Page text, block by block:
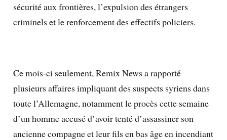
sécurité aux frontières, l’expulsion des étrangers
criminels et le renforcement des effectifs policiers.
Ce mois-ci seulement, Remix News a rapporté
plusieurs affaires impliquant des suspects syriens dans
toute l’Allemagne, notamment le procès cette semaine
d’un homme accusé d’avoir tenté d’assassiner son
ancienne compagne et leur fils en bas âge en incendiant